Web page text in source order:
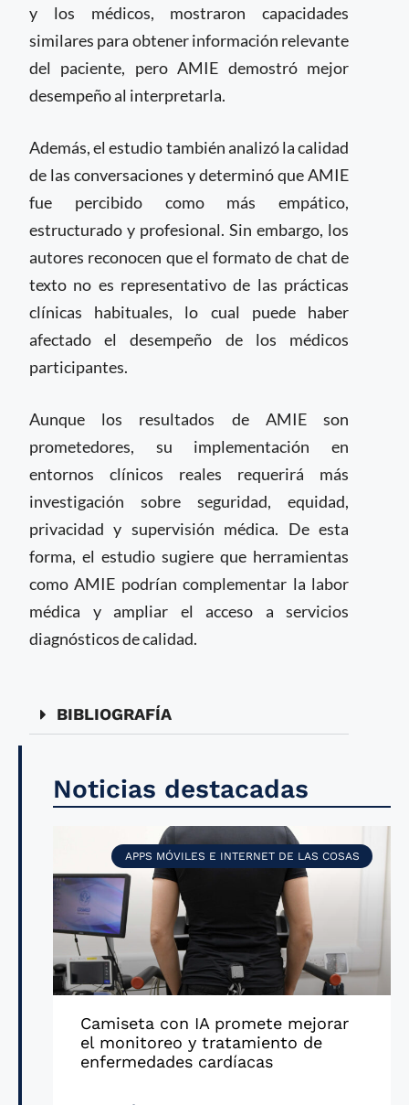
y los médicos, mostraron capacidades
similares para obtener información relevante
del paciente, pero AMIE demostró mejor
desempeño al interpretarla.
Además, el estudio también analizó la calidad
de las conversaciones y determinó que AMIE
fue percibido como más empático,
estructurado y profesional. Sin embargo, los
autores reconocen que el formato de chat de
texto no es representativo de las prácticas
clínicas habituales, lo cual puede haber
afectado el desempeño de los médicos
participantes.
Aunque los resultados de AMIE son
prometedores, su implementación en
entornos clínicos reales requerirá más
investigación sobre seguridad, equidad,
privacidad y supervisión médica. De esta
forma, el estudio sugiere que herramientas
como AMIE podrían complementar la labor
médica y ampliar el acceso a servicios
diagnósticos de calidad.
BIBLIOGRAFÍA
Noticias destacadas
APPS MÓVILES E INTERNET DE LAS COSAS
Camiseta con IA promete mejorar
el monitoreo y tratamiento de
enfermedades cardíacas